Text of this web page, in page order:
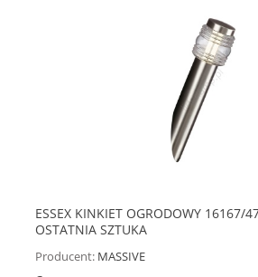
ESSEX KINKIET OGRODOWY 16167/
OSTATNIA SZTUKA
Producent: MASSIVE